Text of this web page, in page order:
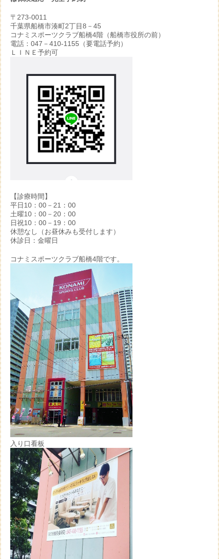
〒273-0011
千葉県船橋市湊町2丁目8－45
コナミスポーツクラブ船橋4階（船橋市役所の前）
電話：047－410-1155（要電話予約）
ＬＩＮＥ予約可
【診療時間】
平日10：00－21：00
土曜10：00－20：00
日祝10：00－19：00
休憩なし（お昼休みも受付します）
休診日：金曜日
コナミスポーツクラブ船橋4階です。
入り口看板